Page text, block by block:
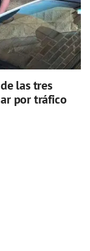
las tres
por tráfico